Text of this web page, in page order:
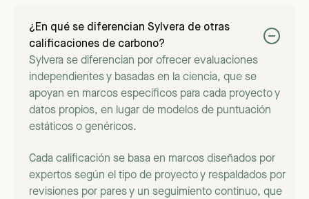
¿En qué se diferencian Sylvera de otras
calificaciones de carbono?
Sylvera se diferencian por ofrecer evaluaciones
independientes y basadas en la ciencia, que se
apoyan en marcos específicos para cada proyecto y
datos propios, en lugar de modelos de puntuación
estáticos o genéricos.
Cada calificación se basa en marcos diseñados por
expertos según el tipo de proyecto y respaldados por
revisiones por pares y un seguimiento continuo, que